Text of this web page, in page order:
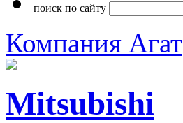
поиск по сайту
Компания Агат
Mitsubishi